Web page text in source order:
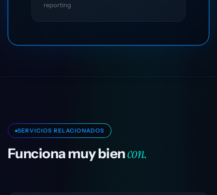
reporting
SERVICIOS RELACIONADOS
Funciona muy biencon.